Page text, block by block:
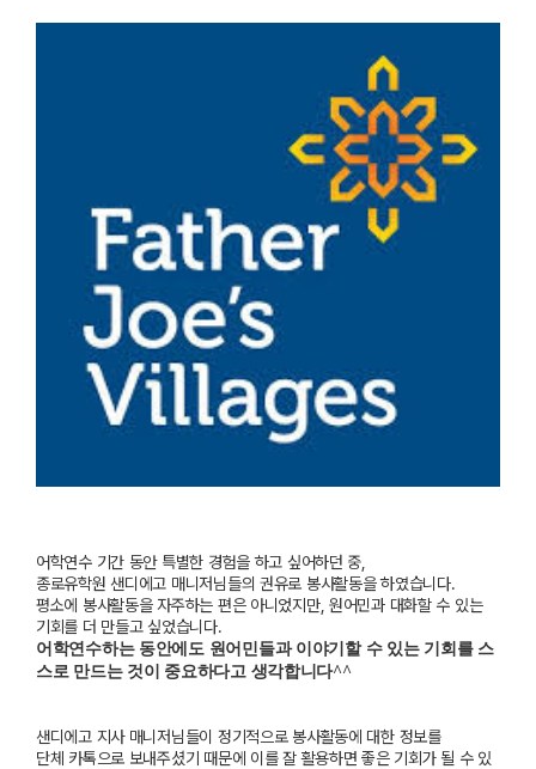
어학연수 기간 동안 특별한 경험을 하고 싶어하던 중,
종로유학원 샌디에고 매니저님들의 권유로 봉사활동을 하였습니다.
평소에 봉사활동을 자주하는 편은 아니었지만,원어민과 대화할 수 있는
기회를 더 만들고 싶었습니다.
어학연수하는 동안에도 원어민들과 이야기할 수 있는 기회를 스
스로 만드는 것이 중요하다고 생각합니다^^
샌디에고 지사 매니저님들이 정기적으로 봉사활동에 대한 정보를
단체 카톡으로 보내주셨기 때문에 이를 잘 활용하면 좋은 기회가 될 수 있